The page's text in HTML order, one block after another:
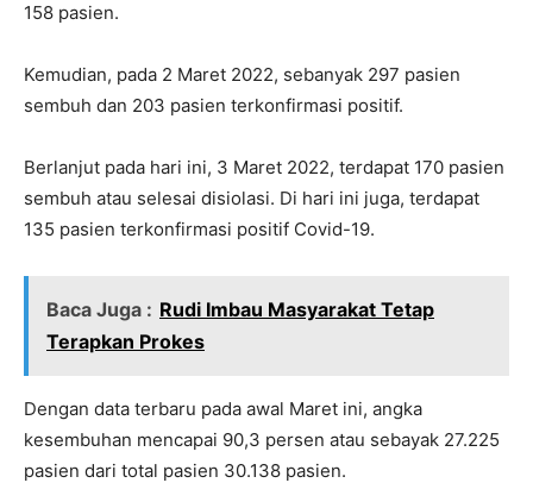
158 pasien.
Kemudian, pada 2 Maret 2022, sebanyak 297 pasien
sembuh dan 203 pasien terkonfirmasi positif.
Berlanjut pada hari ini, 3 Maret 2022, terdapat 170 pasien
sembuh atau selesai disiolasi. Di hari ini juga, terdapat
135 pasien terkonfirmasi positif Covid-19.
Baca Juga : Rudi Imbau Masyarakat Tetap
Terapkan Prokes
Dengan data terbaru pada awal Maret ini, angka
kesembuhan mencapai 90,3 persen atau sebayak 27.225
pasien dari total pasien 30.138 pasien.